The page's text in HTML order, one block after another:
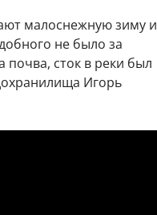
малоснежную зиму и
не было за
почва, сток в реки был
Игорь